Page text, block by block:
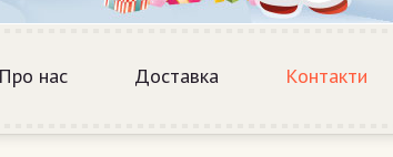
Про нас Доставка Контакти